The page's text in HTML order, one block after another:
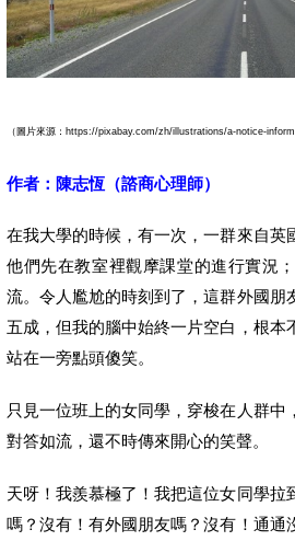
（圖片來源：https://pixabay.com/zh/illustrations/a-notice-
作者：陳志恆（諮商心理師）
在我大學的時候，有一次，一群來自英
他們先在教室裡觀摩課堂的進行實況
流。令人尷尬的時刻到了，這群外國朋
五成，但我的腦中始終一片空白，根本
站在一旁點頭傻笑。
只見一位班上的女同學，穿梭在人群中
對答如流，還不時傳來開心的笑聲。
天呀！我羨慕極了！我把這位女同學拉
嗎？沒有！有外國朋友嗎？沒有！通通